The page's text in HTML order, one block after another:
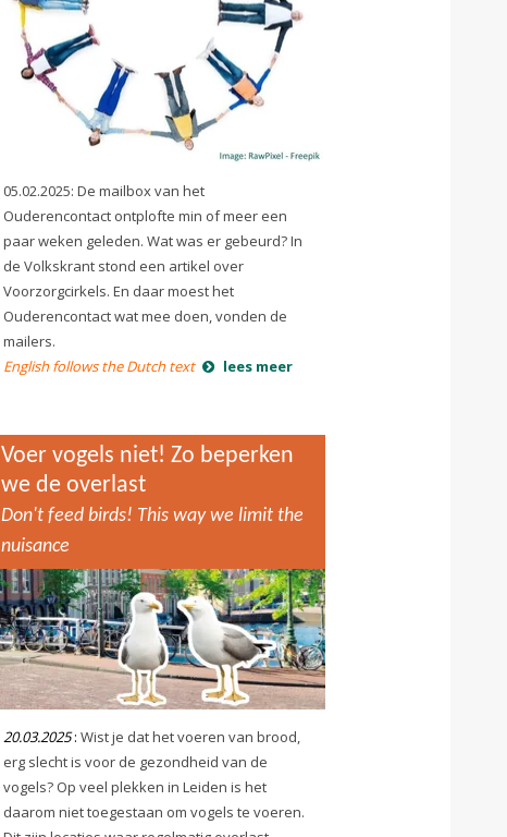
05.02.2025: De mailbox van het
Ouderencontact ontplofte min of meer een
paar weken geleden. Wat was er gebeurd? In
de Volkskrant stond een artikel over
Voorzorgcirkels. En daar moest het
Ouderencontact wat mee doen, vonden de
mailers.
English follows the Dutch text
lees meer
Voer vogels niet! Zo beperken
we de overlast
Don't feed birds! This way we limit the
nuisance
20.03.2025: Wist je dat het voeren van brood,
erg slecht is voor de gezondheid van de
vogels? Op veel plekken in Leiden is het
daarom niet toegestaan om vogels te voeren.